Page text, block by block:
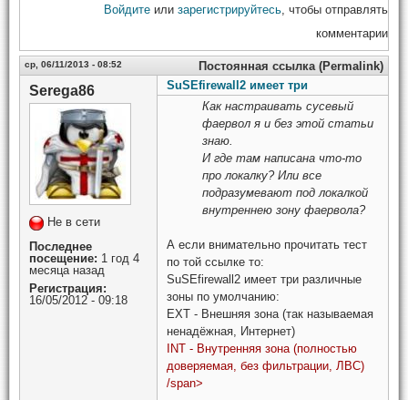
Войдите или зарегистрируйтесь , чтобы отправлять
комментарии
ср, 06/11/2013 - 08:52 Постоянная ссылка (Permalink)
Serega86
Не в сети
Последнее
посещение: 1 год 4
месяца назад
Регистрация:
16/05/2012 - 09:18
SuSEfirewall2 имеет три
Как настраивать сусевый
фаервол я и без этой статьи
знаю.
И где там написана что-то
про локалку? Или все
подразумевают под локалкой
внутреннею зону фаервола?
А если внимательно прочитать тест
по той ссылке то:
SuSEfirewall2 имеет три различные
зоны по умолчанию:
EXT - Внешняя зона (так называемая
ненадёжная, Интернет)
INT - Внутренняя зона (полностью
доверяемая, без фильтрации, ЛВС)
/span>